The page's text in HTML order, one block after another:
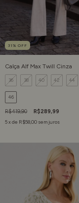
31 % OFF
Calça Alf Max Twill Cinza
36 38 40 42 44
46
R$419,90
R$289,99
5x de R$58,00 sem juros